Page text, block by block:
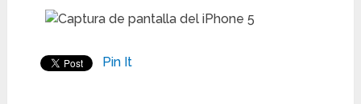
Pin It